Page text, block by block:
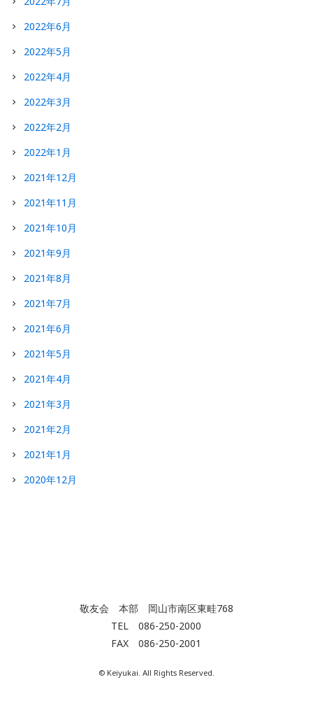
2022年6月
2022年5月
2022年4月
2022年3月
2022年2月
2022年1月
2021年12月
2021年11月
2021年10月
2021年9月
2021年8月
2021年7月
2021年6月
2021年5月
2021年4月
2021年3月
2021年2月
2021年1月
2020年12月
敬友会 本部 岡山市南区東畦768
TEL 086-250-2000
FAX 086-250-2001
© Keiyukai. All Rights Reserved.